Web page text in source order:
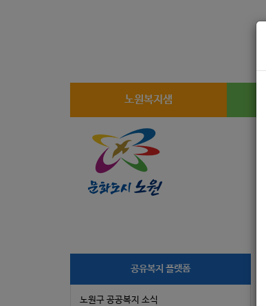
노원복지샘
공유복지 플랫폼
노원구 공공복지 소식